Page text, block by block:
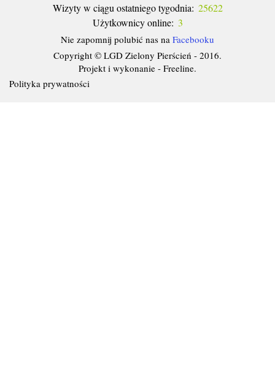
Wizyty w ciągu ostatniego tygodnia: 25622
Użytkownicy online: 3
Nie zapomnij polubić nas na Facebooku
Copyright © LGD Zielony Pierścień - 2016.
Projekt i wykonanie - Freeline.
Polityka prywatności